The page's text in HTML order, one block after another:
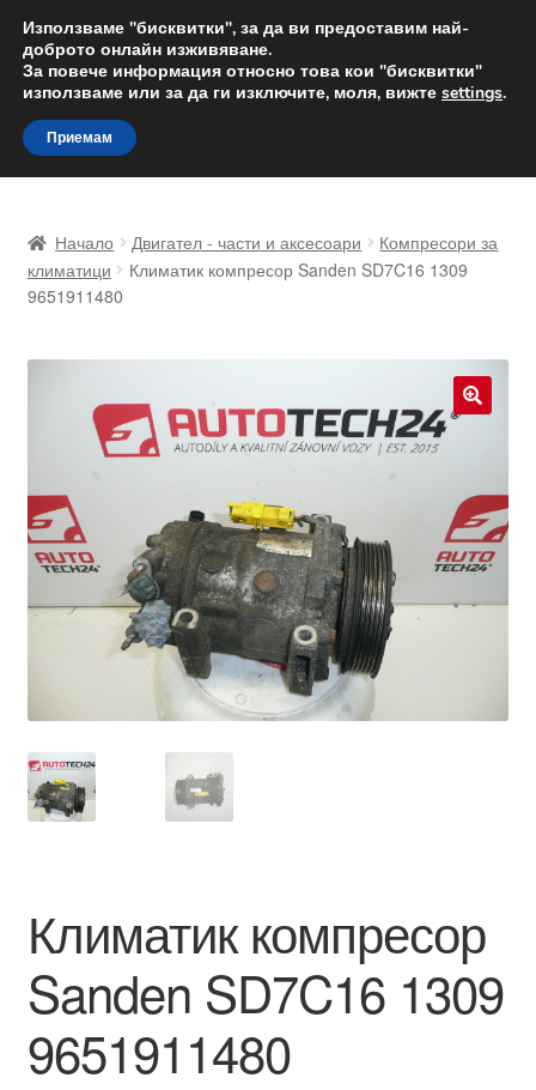
ДОСТАВКА от 12 лв.
Доставка по целия свят
Skip
to
navigation
Skip
to
content
Доставка по целия свят
Контакт
Моята сметка
Плащанията
Политика за поверителност
Правила и условия
Транспорт
Начало Двигател - части и аксесоари
Компресори за
климатици
Климатик компресор Sanden SD7C16 1309
9651911480
Климатик компресор
Sanden SD7C16 1309
9651911480
Използваме "бисквитки", за да ви предоставим най-
доброто онлайн изживяване.
За повече информация относно това кои "бисквитки"
използваме или за да ги изключите, моля, вижте settings.
Приемам